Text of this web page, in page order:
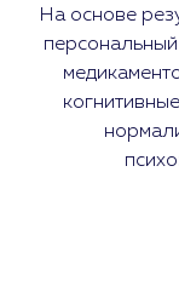
На основе